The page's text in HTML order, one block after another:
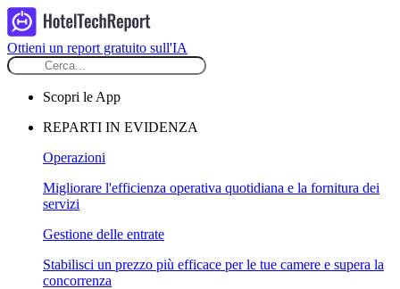
Ottieni un report gratuito sull'IA
Scopri le App
REPARTI IN EVIDENZA
Operazioni
Migliorare l'efficienza operativa quotidiana e la fornitura dei
servizi
Gestione delle entrate
Stabilisci un prezzo più efficace per le tue camere e supera la
concorrenza